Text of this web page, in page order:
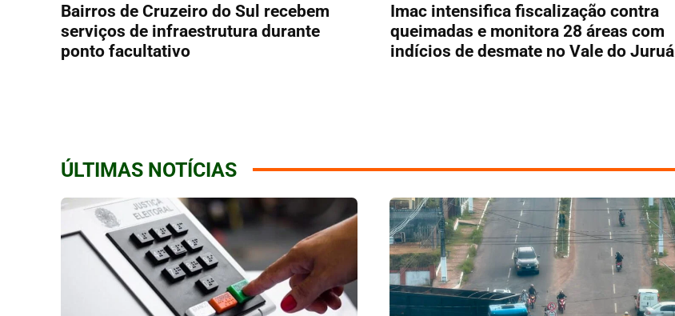
Bairros de Cruzeiro do Sul recebem
serviços de infraestrutura durante
ponto facultativo
Imac intensifica fiscalização contra
queimadas e monitora 28 áreas com
indícios de desmate no Vale do Juruá
ÚLTIMAS NOTÍCIAS